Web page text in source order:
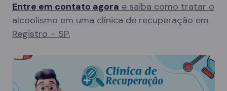
Entre em contato agora e saiba como tratar o
alcoolismo em uma clínica de recuperação em
Registro – SP.